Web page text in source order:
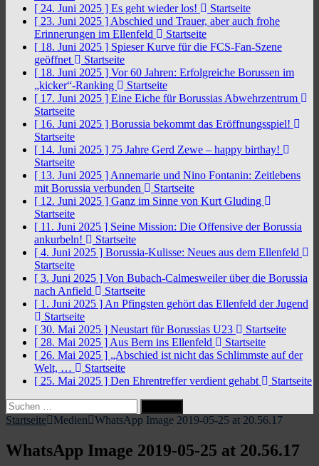
[ 24. Juni 2025 ] Es geht wieder los!
Startseite
[ 23. Juni 2025 ] Abschied und Trauer, aber auch frohe
Erinnerungen im Ellenfeld
Startseite
[ 18. Juni 2025 ] Spieser Kurve für die FCS-Fan-Szene
geöffnet
Startseite
[ 18. Juni 2025 ] Vor 60 Jahren: Erfolgreiche Borussen im
„kicker“-Ranking
Startseite
[ 17. Juni 2025 ] Eine Eiche für Borussias Abwehrzentrum
Startseite
[ 16. Juni 2025 ] Borussia bekommt das Eröffnungsspiel!
Startseite
[ 14. Juni 2025 ] 75 Jahre Gerd Zewe – happy birthay!
Startseite
[ 13. Juni 2025 ] Annemarie und Nino Fontanin: Zeitlebens
mit Borussia verbunden
Startseite
[ 12. Juni 2025 ] Ganz im Sinne von Kurt Gluding
Startseite
[ 11. Juni 2025 ] Seine Mission: Die Offensive der Borussia
ankurbeln!
Startseite
[ 4. Juni 2025 ] Borussia-Kulisse: Neues aus dem Ellenfeld
Startseite
[ 3. Juni 2025 ] Von Bubach-Calmesweiler über die Borussia
nach Anfield
Startseite
[ 1. Juni 2025 ] An Pfingsten gehört das Ellenfeld der Jugend
Startseite
[ 30. Mai 2025 ] Neustart für Borussias U23
Startseite
[ 28. Mai 2025 ] Aus Bern ins Ellenfeld
Startseite
[ 26. Mai 2025 ] „Abschied ist nicht das Schlimmste auf der
Welt, …
Startseite
[ 25. Mai 2025 ] Den Ehrentreffer verdient gehabt
Startseite
Suchen
nach:
Startseite Medien WhatsApp Image 2019-05-25 at 20.56.17
WhatsApp Image 2019-05-25 at 20.56.17